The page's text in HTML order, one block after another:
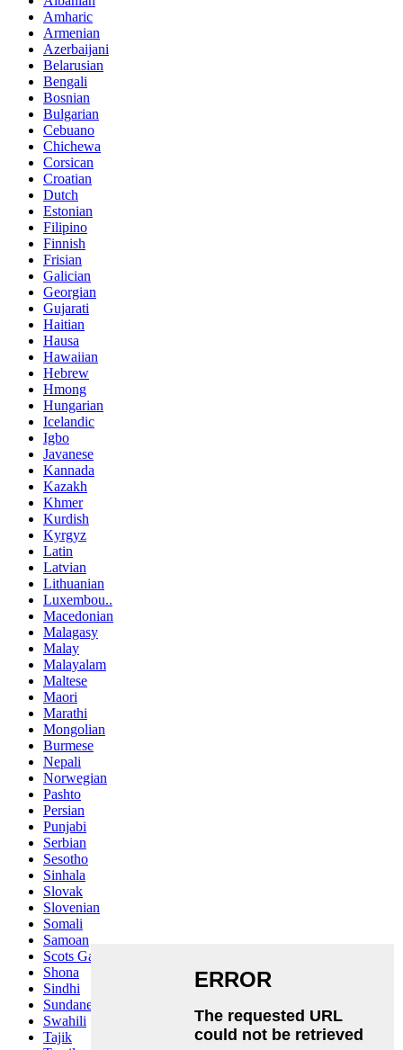
Amharic
Armenian
Azerbaijani
Belarusian
Bengali
Bosnian
Bulgarian
Cebuano
Chichewa
Corsican
Croatian
Dutch
Estonian
Filipino
Finnish
Frisian
Galician
Georgian
Gujarati
Haitian
Hausa
Hawaiian
Hebrew
Hmong
Hungarian
Icelandic
Igbo
Javanese
Kannada
Kazakh
Khmer
Kurdish
Kyrgyz
Latin
Latvian
Lithuanian
Luxembou..
Macedonian
Malagasy
Malay
Malayalam
Maltese
Maori
Marathi
Mongolian
Burmese
Nepali
Norwegian
Pashto
Persian
Punjabi
Serbian
Sesotho
Sinhala
Slovak
Slovenian
Somali
Samoan
Scots Gaelic
Shona
Sindhi
Sundanese
Swahili
Tajik